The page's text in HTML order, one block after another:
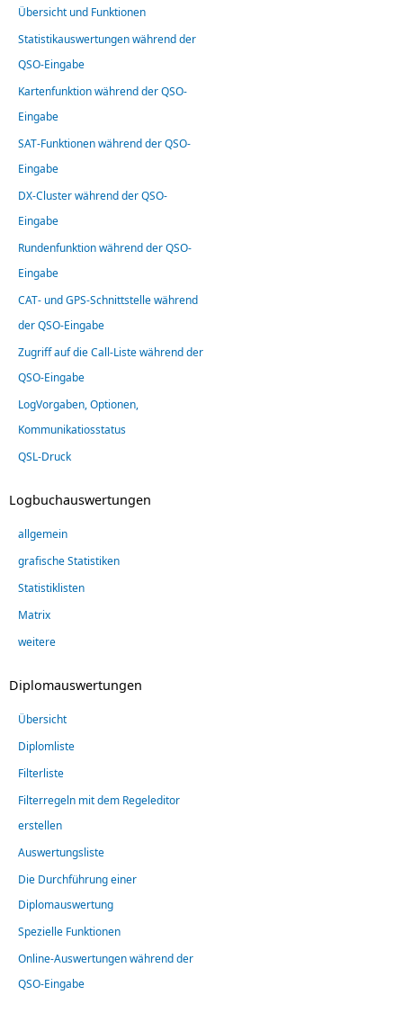
Übersicht und Funktionen
Statistikauswertungen während der
QSO-Eingabe
Kartenfunktion während der QSO-
Eingabe
SAT-Funktionen während der QSO-
Eingabe
DX-Cluster während der QSO-
Eingabe
Rundenfunktion während der QSO-
Eingabe
CAT- und GPS-Schnittstelle während
der QSO-Eingabe
Zugriff auf die Call-Liste während der
QSO-Eingabe
LogVorgaben, Optionen,
Kommunikatiosstatus
QSL-Druck
Logbuchauswertungen
allgemein
grafische Statistiken
Statistiklisten
Matrix
weitere
Diplomauswertungen
Übersicht
Diplomliste
Filterliste
Filterregeln mit dem Regeleditor
erstellen
Auswertungsliste
Die Durchführung einer
Diplomauswertung
Spezielle Funktionen
Online-Auswertungen während der
QSO-Eingabe